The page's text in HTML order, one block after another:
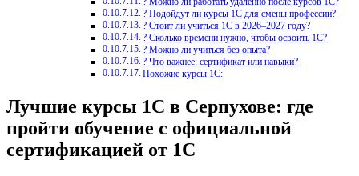
? Можно ли работать удалённо после курсов 1С?
? Подойдут ли курсы 1С для смены профессии?
? Стоит ли учиться 1С в 2026–2027 году?
? Сколько времени нужно, чтобы освоить 1С?
? Можно ли учиться без опыта?
? Что важнее: сертификат или навыки?
Похожие курсы 1С:
Лучшие курсы 1С в Серпухове: где
пройти обучение с официальной
сертификацией от 1С